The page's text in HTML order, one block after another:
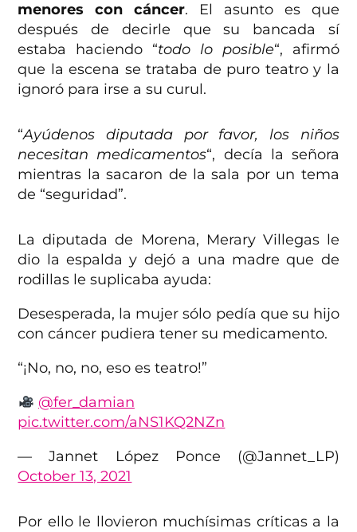
menores con cáncer. El asunto es que
después de decirle que su bancada sí
estaba haciendo “todo lo posible“, afirmó
que la escena se trataba de puro teatro y la
ignoró para irse a su curul.
“Ayúdenos diputada por favor, los niños
necesitan medicamentos“, decía la señora
mientras la sacaron de la sala por un tema
de “seguridad”.
La diputada de Morena, Merary Villegas le
dio la espalda y dejó a una madre que de
rodillas le suplicaba ayuda:
Desesperada, la mujer sólo pedía que su hijo
con cáncer pudiera tener su medicamento.
“¡No, no, no, eso es teatro!”
@fer_damian
pic.twitter.com/aNS1KQ2NZn
— Jannet López Ponce (@Jannet_LP)
October 13, 2021
Por ello le llovieron muchísimas críticas a la